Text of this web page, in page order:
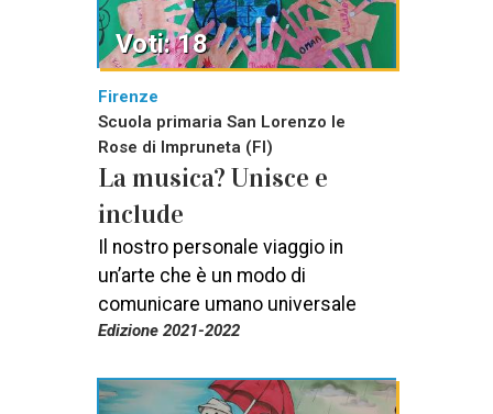
Firenze
Scuola primaria San Lorenzo le
Rose di Impruneta (FI)
La musica? Unisce e
include
Il nostro personale viaggio in
un’arte che è un modo di
comunicare umano universale
Edizione 2021-2022
Voti: 18